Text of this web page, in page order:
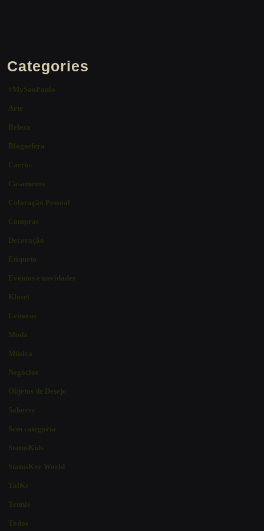
Categories
#MySaoPaulo
Arte
Beleza
Blogosfera
Carros
Casamento
Coloração Pessoal
Compras
Decoração
Etiqueta
Eventos e novidades
Kloset
Leituras
Moda
Música
Negócios
Objetos de Desejo
Sabores
Sem categoria
StatusKids
StatusKor World
TalKs
Tennis
Todos